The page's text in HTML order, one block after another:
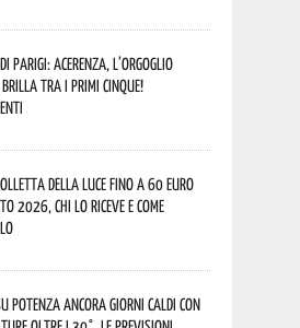
Parigi: Acerenza, l’orgoglio
tra i primi cinque!
della luce fino a 60 euro
2026, chi lo riceve e come
Potenza ancora giorni caldi con